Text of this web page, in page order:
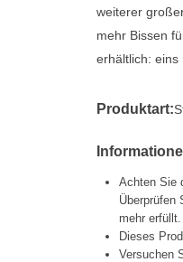
weiterer
mehr Bissen
erhältlich: eins
Produktart:
Achten Sie
Überprüfen
mehr erfüllt.
Dieses
Versuchen